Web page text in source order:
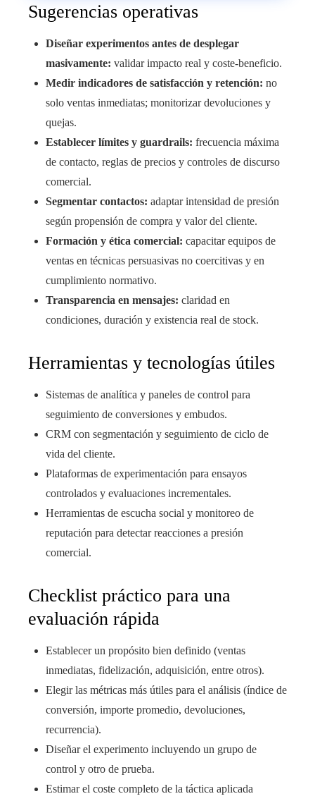
Sugerencias operativas
Diseñar experimentos antes de desplegar
masivamente: validar impacto real y coste-beneficio.
Medir indicadores de satisfacción y retención: no
solo ventas inmediatas; monitorizar devoluciones y
quejas.
Establecer límites y guardrails: frecuencia máxima
de contacto, reglas de precios y controles de discurso
comercial.
Segmentar contactos: adaptar intensidad de presión
según propensión de compra y valor del cliente.
Formación y ética comercial: capacitar equipos de
ventas en técnicas persuasivas no coercitivas y en
cumplimiento normativo.
Transparencia en mensajes: claridad en
condiciones, duración y existencia real de stock.
Herramientas y tecnologías útiles
Sistemas de analítica y paneles de control para
seguimiento de conversiones y embudos.
CRM con segmentación y seguimiento de ciclo de
vida del cliente.
Plataformas de experimentación para ensayos
controlados y evaluaciones incrementales.
Herramientas de escucha social y monitoreo de
reputación para detectar reacciones a presión
comercial.
Checklist práctico para una
evaluación rápida
Establecer un propósito bien definido (ventas
inmediatas, fidelización, adquisición, entre otros).
Elegir las métricas más útiles para el análisis (índice de
conversión, importe promedio, devoluciones,
recurrencia).
Diseñar el experimento incluyendo un grupo de
control y otro de prueba.
Estimar el coste completo de la táctica aplicada